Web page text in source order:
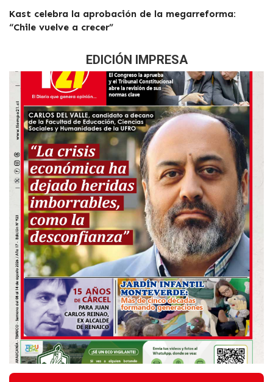
Kast celebra la aprobación de la megarreforma:
“Chile vuelve a crecer”
EDICIÓN IMPRESA